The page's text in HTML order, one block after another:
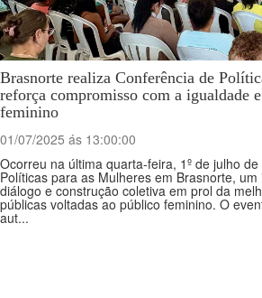
Brasnorte realiza Conferência de
reforça compromisso com a igualdade
feminino
01/07/2025 ás 13:00:00
Ocorreu na última quarta-feira, 1º de julho
Políticas para as Mulheres em Brasnorte,
diálogo e construção coletiva em prol da
públicas voltadas ao público feminino. O
aut...